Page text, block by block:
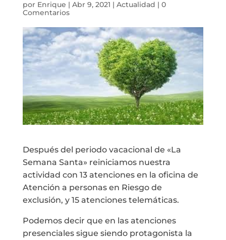
por Enrique | Abr 9, 2021 | Actualidad | 0
Comentarios
Después del periodo vacacional de «La
Semana Santa» reiniciamos nuestra
actividad con 13 atenciones en la oficina de
Atención a personas en Riesgo de
exclusión, y 15 atenciones telemáticas.
Podemos decir que en las atenciones
presenciales sigue siendo protagonista la